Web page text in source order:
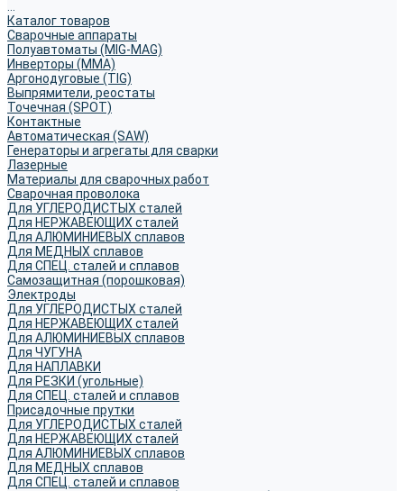
Каталог товаров
Сварочные аппараты
Полуавтоматы (MIG-MAG)
Инверторы (MMA)
Аргонодуговые (TIG)
Выпрямители, реостаты
Точечная (SPOT)
Контактные
Автоматическая (SAW)
Генераторы и агрегаты для сварки
Лазерные
Материалы для сварочных работ
Сварочная проволока
Для УГЛЕРОДИСТЫХ сталей
Для НЕРЖАВЕЮЩИХ сталей
Для АЛЮМИНИЕВЫХ сплавов
Для МЕДНЫХ сплавов
Для СПЕЦ. сталей и сплавов
Самозащитная (порошковая)
Электроды
Для УГЛЕРОДИСТЫХ сталей
Для НЕРЖАВЕЮЩИХ сталей
Для АЛЮМИНИЕВЫХ сплавов
Для ЧУГУНА
Для НАПЛАВКИ
Для РЕЗКИ (угольные)
Для СПЕЦ. сталей и сплавов
Присадочные прутки
Для УГЛЕРОДИСТЫХ сталей
Для НЕРЖАВЕЮЩИХ сталей
Для АЛЮМИНИЕВЫХ сплавов
Для МЕДНЫХ сплавов
Для СПЕЦ. сталей и сплавов